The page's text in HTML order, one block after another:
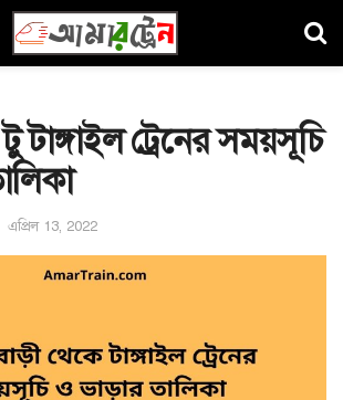
টাঙ্গাইল ট্রেনের সময়সূচি
এপ্রিল 13, 2022